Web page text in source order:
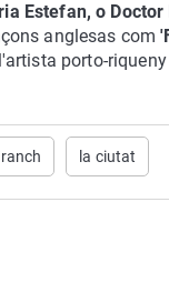
Estefan, o Doctor
anglesas com
porto-
la ciutat